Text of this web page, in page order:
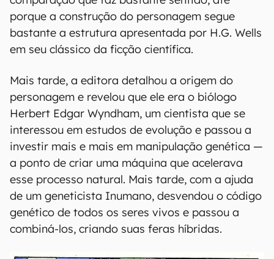
porque a construção do personagem segue
bastante a estrutura apresentada por H.G. Wells
em seu clássico da ficção científica.
Mais tarde, a editora detalhou a origem do
personagem e revelou que ele era o biólogo
Herbert Edgar Wyndham, um cientista que se
interessou em estudos de evolução e passou a
investir mais e mais em manipulação genética —
a ponto de criar uma máquina que acelerava
esse processo natural. Mais tarde, com a ajuda
de um geneticista Inumano, desvendou o código
genético de todos os seres vivos e passou a
combiná-los, criando suas feras híbridas.